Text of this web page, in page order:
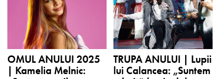
OMUL ANULUI 2025
| Kamelia Melnic:
TRUPA ANULUI | Lupii
lui Calancea: „Suntem